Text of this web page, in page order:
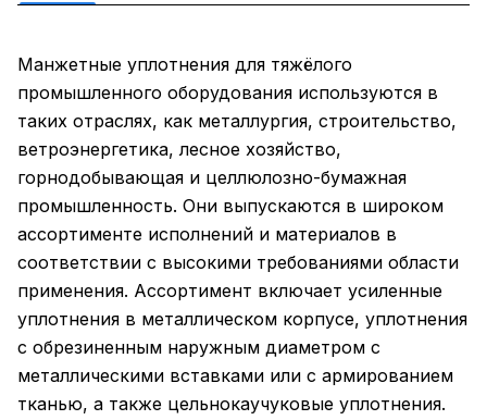
Манжетные уплотнения для тяжёлого
промышленного оборудования используются в
таких отраслях, как металлургия, строительство,
ветроэнергетика, лесное хозяйство,
горнодобывающая и целлюлозно-бумажная
промышленность. Они выпускаются в широком
ассортименте исполнений и материалов в
соответствии с высокими требованиями области
применения. Ассортимент включает усиленные
уплотнения в металлическом корпусе, уплотнения
с обрезиненным наружным диаметром с
металлическими вставками или с армированием
тканью, а также цельнокаучуковые уплотнения.